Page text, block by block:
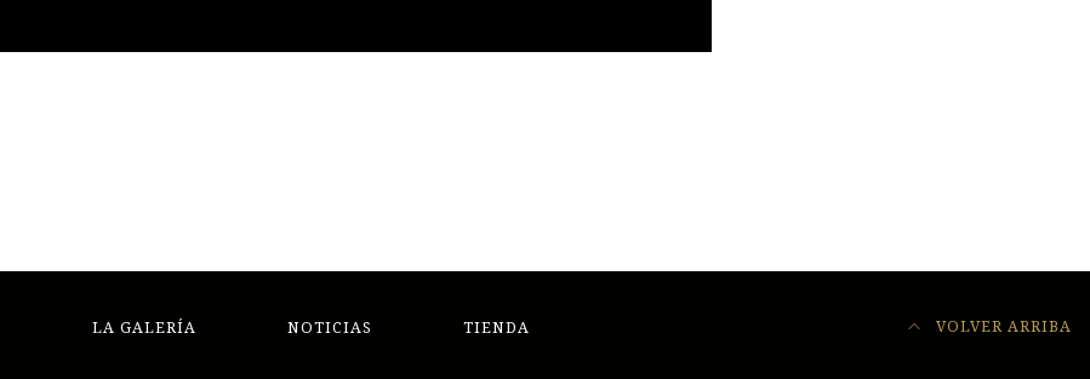
LA GALERÍA NOTICIAS TIENDA VOLVER ARRIBA